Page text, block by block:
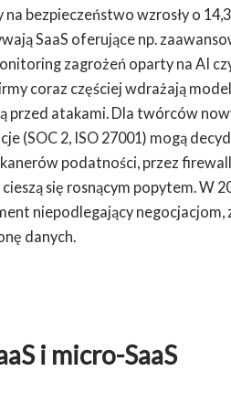
bezpieczeństwo wzrosły o
SaaS oferujące np.
zagrożeń oparty na AI
coraz częściej wdrażają
przed atakami. Dla twórców
(SOC 2, ISO 27001) mogą
podatności, przez
się rosnącym popytem. W
niepodlegający negocjacjom,
danych.
i micro-SaaS